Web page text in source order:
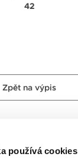
používá cookies
42
Zpět na výpis